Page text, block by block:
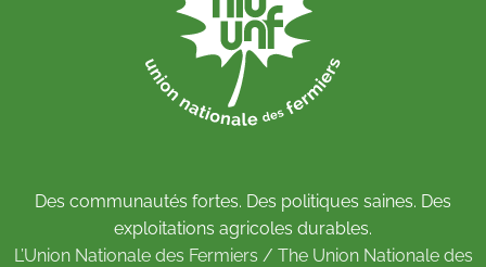
Des communautés fortes. Des politiques saines. Des
exploitations agricoles durables.
L’Union Nationale des Fermiers / The Union Nationale des